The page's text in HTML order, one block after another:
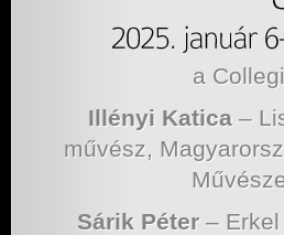
a
Illényi Katica–
művész,
Sárik Péter– Erkel